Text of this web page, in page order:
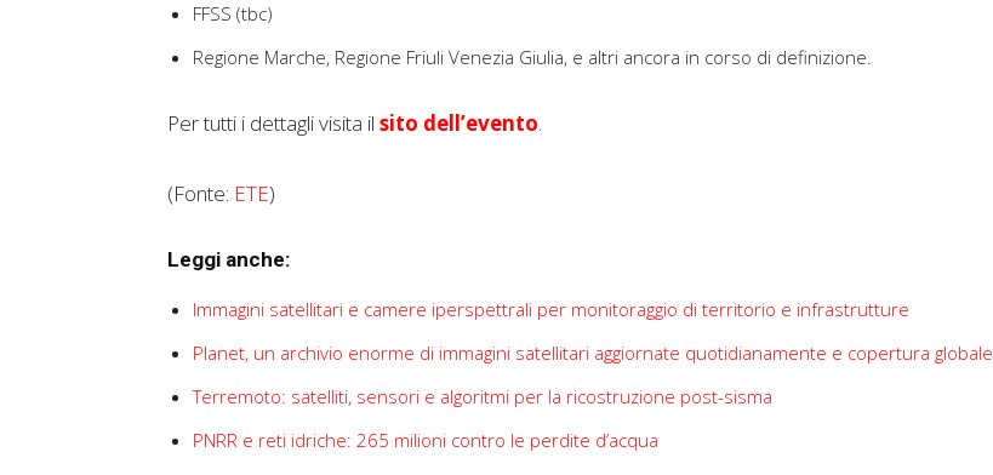
FFSS (tbc)
Regione Marche, Regione Friuli Venezia Giulia, e altri ancora in corso di definizione.
Per tutti i dettagli visita il sito dell’evento.
(Fonte: ETE)
Leggi anche:
Immagini satellitari e camere iperspettrali per monitoraggio di territorio e infrastrutture
Planet, un archivio enorme di immagini satellitari aggiornate quotidianamente e copertura globale
Terremoto: satelliti, sensori e algoritmi per la ricostruzione post-sisma
PNRR e reti idriche: 265 milioni contro le perdite d’acqua